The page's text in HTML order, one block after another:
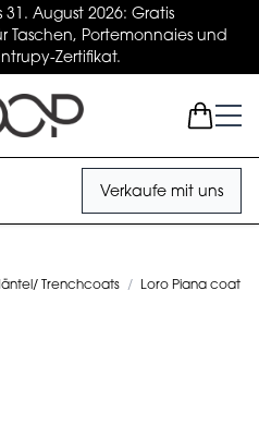
31. August 2026: Gratis
Taschen, Portemonnaies und
Zertifikat.
Verkaufe mit uns
Trenchcoats / Loro Piana coat